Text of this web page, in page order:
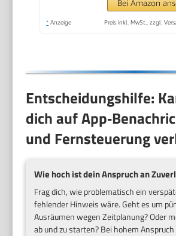
Bei Amazon
* Anzeige Preis inkl. MwSt., zzgl.
Entscheidungshilfe:
dich auf
und Fernsteuerung
Wie hoch ist dein Anspruch an
Frag dich, wie problematisch ein
fehlender Hinweis wäre. Geht es um
Ausräumen wegen Zeitplanung? Oder
ab und zu starten? Bei hohem